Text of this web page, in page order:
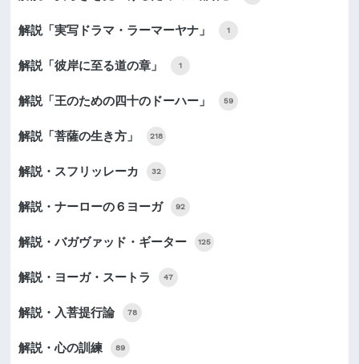
解説「実写ドラマ・ラーマーヤナ」 1
解説「彼岸に至る道の章」 1
解説「王のための四十のドーハー」 59
解説「菩薩の生き方」 218
解説・スフリッレーカ 32
解説・ナーローの６ヨーガ 92
解説・バガヴァッド・ギーター 125
解説・ヨーガ・スートラ 47
解説・入菩提行論 78
解説・心の訓練 89